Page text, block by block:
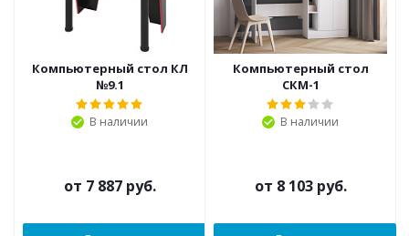
Компьютерный стол КЛ
№9.1
В наличии
от 7 887 руб.
Компьютерный стол
СКМ-1
В наличии
от 8 103 руб.